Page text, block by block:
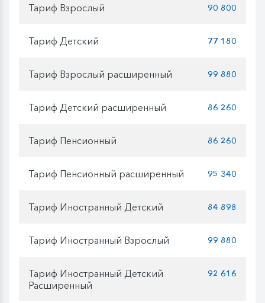
Тариф Взрослый 90 800
Тариф Детский 77 180
Тариф Взрослый расширенный 99 880
Тариф Детский расширенный 86 260
Тариф Пенсионный 86 260
Тариф Пенсионный расширенный 95 340
Тариф Иностранный Детский 84 898
Тариф Иностранный Взрослый 99 880
Тариф Иностранный Детский
Расширенный
92 616